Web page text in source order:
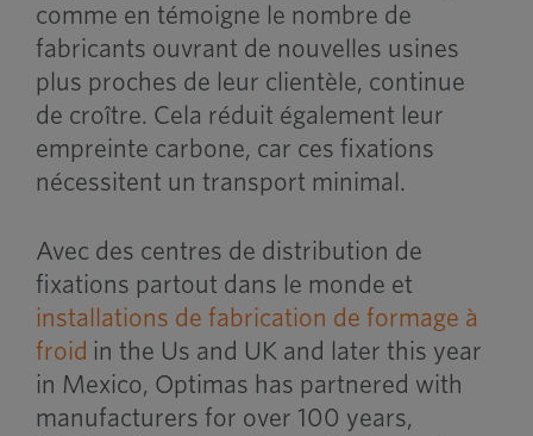
comme en témoigne le nombre de
fabricants ouvrant de nouvelles usines
plus proches de leur clientèle, continue
de croître. Cela réduit également leur
empreinte carbone, car ces fixations
nécessitent un transport minimal.
Avec des centres de distribution de
fixations partout dans le monde et
installations de fabrication de formage à
froid in the Us and UK and later this year
in Mexico, Optimas has partnered with
manufacturers for over 100 years,